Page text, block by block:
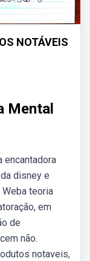
NOTÁVEIS
Mental
encantadora
disney e
Weba teoria
em
de
não.
notaveis,